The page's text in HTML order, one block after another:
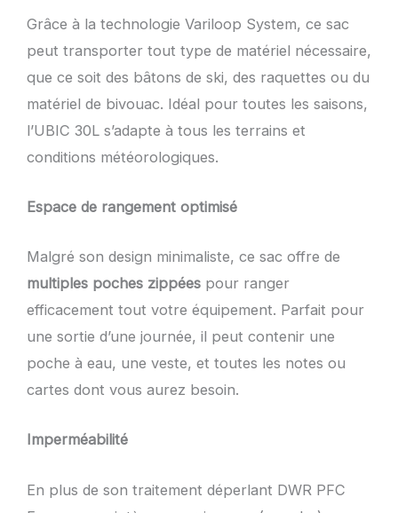
Grâce à la technologie Variloop System, ce sac
peut transporter tout type de matériel nécessaire,
que ce soit des bâtons de ski, des raquettes ou du
matériel de bivouac. Idéal pour toutes les saisons,
l’UBIC 30L s’adapte à tous les terrains et
conditions météorologiques.
Espace de rangement optimisé
Malgré son design minimaliste, ce sac offre de
multiples poches zippées pour ranger
efficacement tout votre équipement. Parfait pour
une sortie d’une journée, il peut contenir une
poche à eau, une veste, et toutes les notes ou
cartes dont vous aurez besoin.
Imperméabilité
En plus de son traitement déperlant DWR PFC